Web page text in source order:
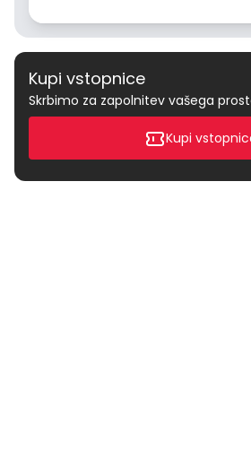
Kupi vstopnice
Skrbimo za zapolnitev vašega
Kupi